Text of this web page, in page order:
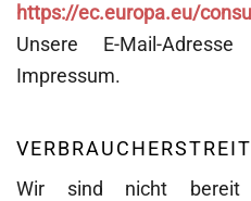
https://ec.europa.eu/
Unsere E-Mail-
Impressum.
Wir sind nicht bereit